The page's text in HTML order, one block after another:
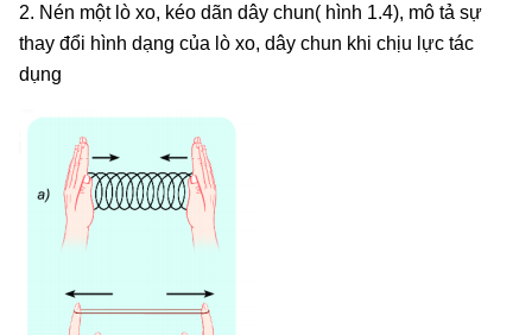
2. Nén một lò xo, kéo dãn dây chun( hình 1.4), mô tả sự
thay đổi hình dạng của lò xo, dây chun khi chịu lực tác
dụng